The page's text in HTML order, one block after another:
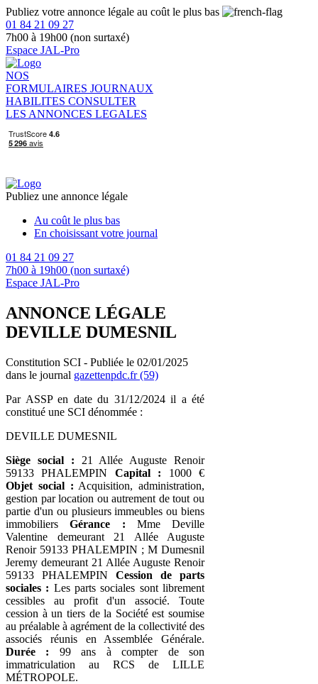
Publiez votre annonce légale au coût le plus bas
01 84 21 09 27
7h00 à 19h00 (non surtaxé)
Espace JAL-Pro
NOS
FORMULAIRES JOURNAUX
HABILITES CONSULTER
LES ANNONCES LEGALES
Publiez une annonce légale
Au coût le plus bas
En choisissant votre journal
01 84 21 09 27
7h00 à 19h00 (non surtaxé)
Espace JAL-Pro
ANNONCE LÉGALE
DEVILLE DUMESNIL
Constitution SCI - Publiée le 02/01/2025
dans le journal gazettenpdc.fr (59)
Par ASSP en date du 31/12/2024 il a été
constitué une SCI dénommée :
DEVILLE DUMESNIL
Siège social : 21 Allée Auguste Renoir
59133 PHALEMPIN Capital : 1000 €
Objet social : Acquisition, administration,
gestion par location ou autrement de tout ou
partie d'un ou plusieurs immeubles ou biens
immobiliersGérance : Mme Deville
Valentine demeurant 21 Allée Auguste
Renoir 59133 PHALEMPIN ; M Dumesnil
Jeremy demeurant 21 Allée Auguste Renoir
59133 PHALEMPIN Cession de parts
sociales : Les parts sociales sont librement
cessibles au profit d'un associé. Toute
cession à un tiers de la Société est soumise
au préalable à agrément de la collectivité des
associés réunis en Assemblée Générale.
Durée : 99 ans à compter de son
immatriculation au RCS de LILLE
MÉTROPOLE.